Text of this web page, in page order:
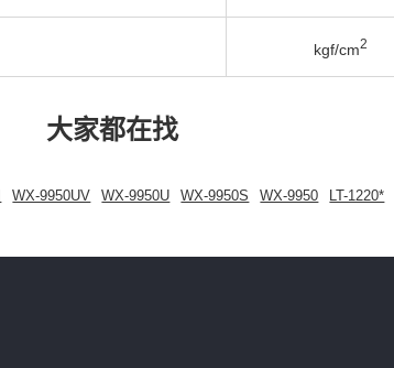
kgf/cm2
大家都在找
WX-9950UV WX-9950U WX-9950S WX-9950 LT-1220*